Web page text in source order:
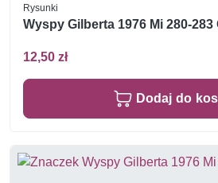
Rysunki
Wyspy Gilberta 1976 Mi 280-283
12,50 zł
Dodaj do